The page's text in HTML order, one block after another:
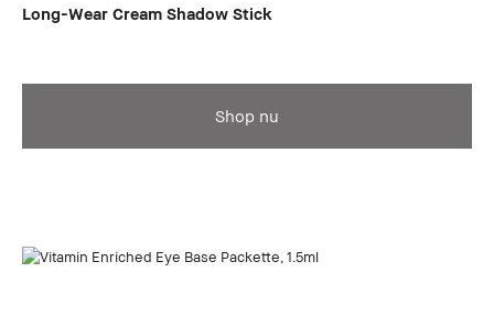
Long-Wear Cream Shadow Stick
Shop nu